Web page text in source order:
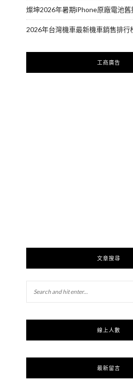
燦坤2026年暑期iPhone原廠電池舊
2026年台灣機車最新機車銷售排行
工商廣告
文章搜尋
線上人數
最新留言